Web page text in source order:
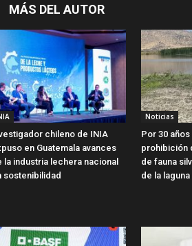
MÁS DEL AUTOR
chileno de INIA
en Guatemala avances
la industria lechera nacional
sostenibilidad
Noticias
Por 30
prohibición
de fauna
de la